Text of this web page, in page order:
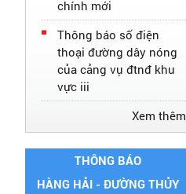
chính mới
Thông báo số điện
thoại đường dây nóng
của cảng vụ đtnđ khu
vực iii
Xem thêm
THÔNG BÁO
HÀNG HẢI - ĐƯỜNG THỦY